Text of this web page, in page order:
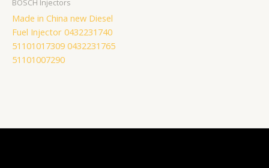
BOSCH Injectors
Made in China new Diesel
Fuel Injector 0432231740
51101017309 0432231765
51101007290